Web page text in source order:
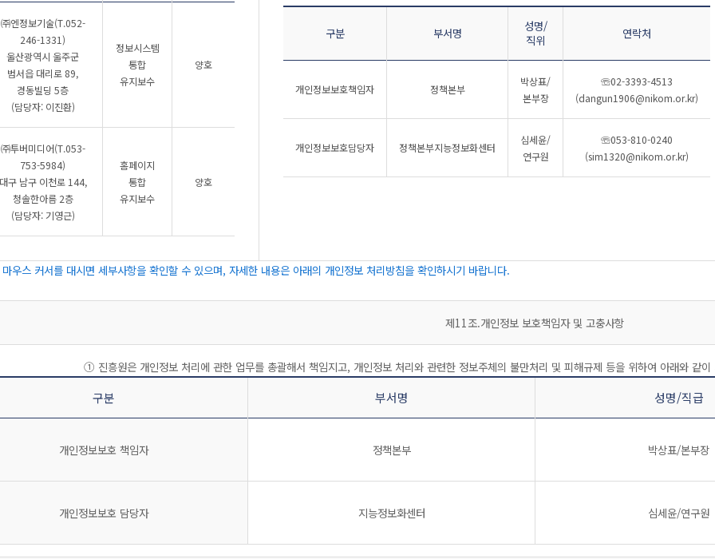
㈜엔정보기술(T.052-
246-1331)
울산광역시 울주군
범서읍 대리로 89,
경동빌딩 5층
(담당자: 이진환)
정보시스템
통합
유지보수
양호
㈜투버미디어(T.053-
753-5984)
대구 남구 이천로 144,
청솔한아름 2층
(담당자: 기영근)
홈페이지
통합
유지보수
양호
구분 부서명
성명/
직위
연락처
개인정보보호책임자 정책본부
박상표/
본부장
☏02-3393-4513
(dangun1906@nikom.or.kr)
개인정보보호담당자 정책본부지능정보화센터
심세윤/
연구원
☏053-810-0240
(sim1320@nikom.or.kr)
우스 커서를 대시면 세부사항을 확인할 수 있으며, 자세한 내용은 아래의 개인정보 처리방침을 확인하시기 바랍니다.
제11조.개인정보 보호책임자 및 고충사항
① 진흥원은 개인정보 처리에 관한 업무를 총괄해서 책임지고, 개인정보 처리와 관련한 정보주체의 불만처리 및 피해규제 등을 위하여 아래와 같
구분 부서명 성명/직급
개인정보보호 책임자 정책본부 박상표/본부장
개인정보보호 담당자 지능정보화센터 심세윤/연구원